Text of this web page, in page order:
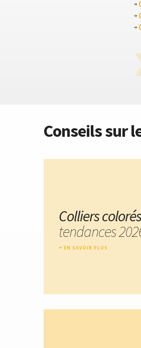
Conseils sur
Colliers colorés
tendances
EN SAVOIR PLUS